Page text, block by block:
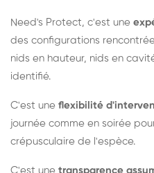
Need's Protect, c'est une
des configurations
nids en hauteur, nids en
identifié.
C'est une flexibilité
journée comme en soirée
crépusculaire de l'espèce.
C'est une transparence